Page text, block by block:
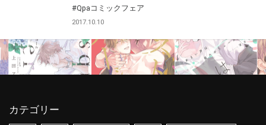
#Qpaコミックフェア
2017.10.10
カテゴリー